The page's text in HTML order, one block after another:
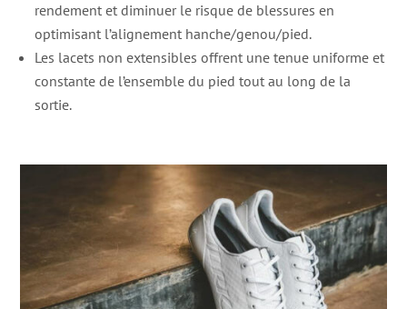
rendement et diminuer le risque de blessures en
optimisant l’alignement hanche/genou/pied.
Les lacets non extensibles offrent une tenue uniforme et
constante de l’ensemble du pied tout au long de la
sortie.